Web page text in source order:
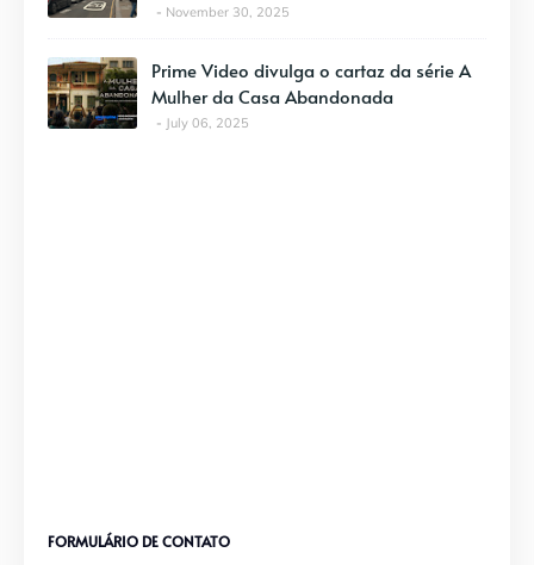
November 30, 2025
Prime Video divulga o cartaz da série A
Mulher da Casa Abandonada
July 06, 2025
FORMULÁRIO DE CONTATO